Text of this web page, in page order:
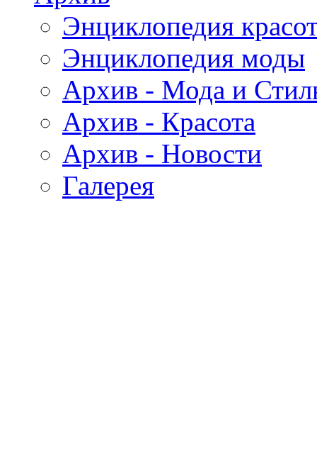
Энциклопедия
Энциклопедия моды
Архив - Мода и
Архив - Красота
Архив - Новости
Галерея